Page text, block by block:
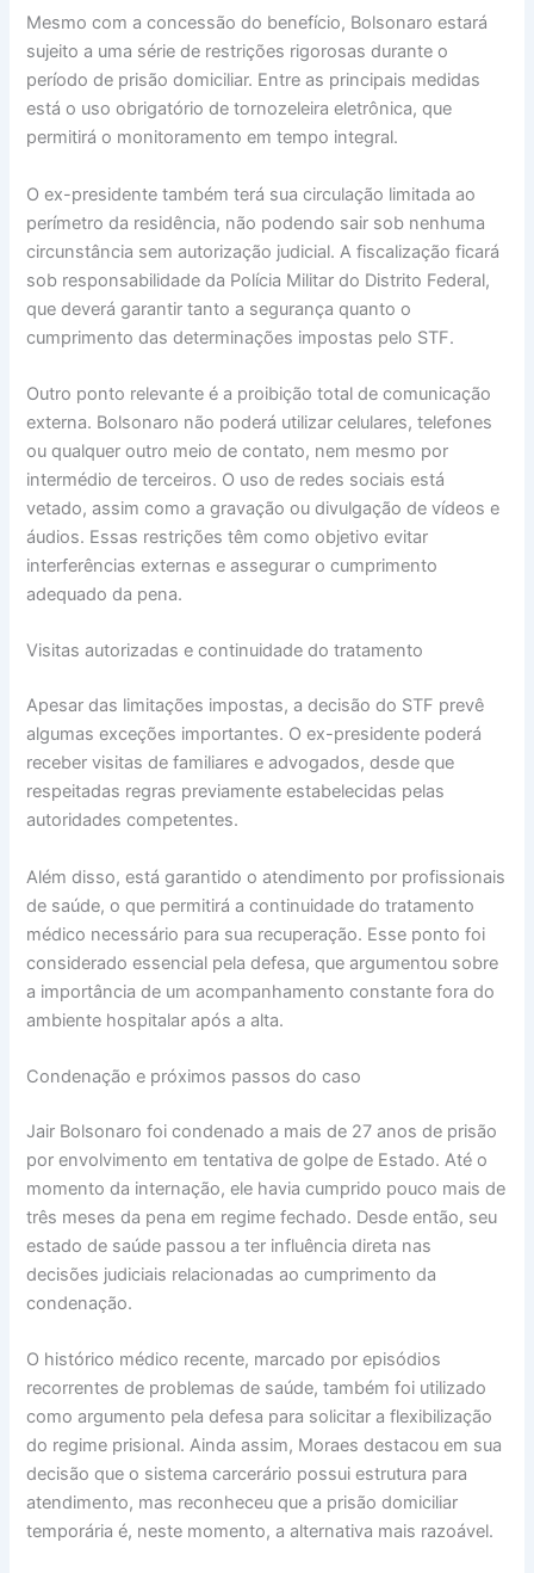
Mesmo com a concessão do benefício, Bolsonaro estará
sujeito a uma série de restrições rigorosas durante o
período de prisão domiciliar. Entre as principais medidas
está o uso obrigatório de tornozeleira eletrônica, que
permitirá o monitoramento em tempo integral.
O ex-presidente também terá sua circulação limitada ao
perímetro da residência, não podendo sair sob nenhuma
circunstância sem autorização judicial. A fiscalização ficará
sob responsabilidade da Polícia Militar do Distrito Federal,
que deverá garantir tanto a segurança quanto o
cumprimento das determinações impostas pelo STF.
Outro ponto relevante é a proibição total de comunicação
externa. Bolsonaro não poderá utilizar celulares, telefones
ou qualquer outro meio de contato, nem mesmo por
intermédio de terceiros. O uso de redes sociais está
vetado, assim como a gravação ou divulgação de vídeos e
áudios. Essas restrições têm como objetivo evitar
interferências externas e assegurar o cumprimento
adequado da pena.
Visitas autorizadas e continuidade do tratamento
Apesar das limitações impostas, a decisão do STF prevê
algumas exceções importantes. O ex-presidente poderá
receber visitas de familiares e advogados, desde que
respeitadas regras previamente estabelecidas pelas
autoridades competentes.
Além disso, está garantido o atendimento por profissionais
de saúde, o que permitirá a continuidade do tratamento
médico necessário para sua recuperação. Esse ponto foi
considerado essencial pela defesa, que argumentou sobre
a importância de um acompanhamento constante fora do
ambiente hospitalar após a alta.
Condenação e próximos passos do caso
Jair Bolsonaro foi condenado a mais de 27 anos de prisão
por envolvimento em tentativa de golpe de Estado. Até o
momento da internação, ele havia cumprido pouco mais de
três meses da pena em regime fechado. Desde então, seu
estado de saúde passou a ter influência direta nas
decisões judiciais relacionadas ao cumprimento da
condenação.
O histórico médico recente, marcado por episódios
recorrentes de problemas de saúde, também foi utilizado
como argumento pela defesa para solicitar a flexibilização
do regime prisional. Ainda assim, Moraes destacou em sua
decisão que o sistema carcerário possui estrutura para
atendimento, mas reconheceu que a prisão domiciliar
temporária é, neste momento, a alternativa mais razoável.